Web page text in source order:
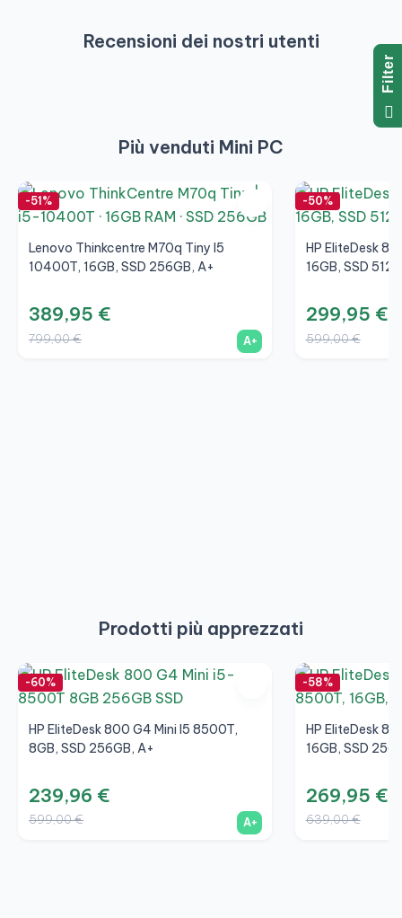
Recensioni dei nostri utenti
Più venduti Mini PC
-51%
Lenovo Thinkcentre M70q Tiny I5
10400T, 16GB, SSD 256GB, A+
389,95 €
799,00 € A+
-50%
HP EliteDesk
16GB, SSD
299,95 €
599,00 €
Prodotti più apprezzati
-60%
HP EliteDesk 800 G4 Mini I5 8500T,
8GB, SSD 256GB, A+
239,96 €
599,00 € A+
-58%
HP EliteDesk
16GB, SSD
269,95 €
639,00 €
R